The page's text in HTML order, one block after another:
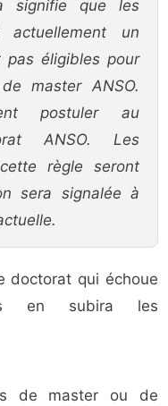
signifie que les
un
éligibles pour
master ANSO.
postuler au
ANSO. Les
règle seront
sera signalée à
doctorat qui échoue
en subira les
de master ou de